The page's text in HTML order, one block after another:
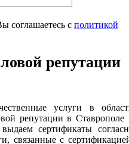
соглашаетесь с политикой
репутации
услуги в
репутации в Ставрополе
сертификаты
связанные с